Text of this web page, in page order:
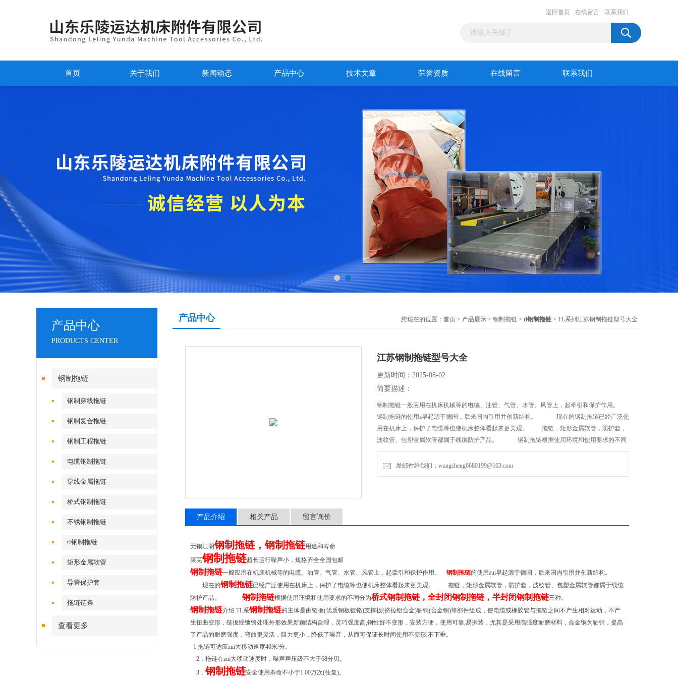
返回首页 在线留言 联系我们
首页 关于我们 新闻动态 产品中心 技术文章 荣誉资质 在线留言 联系我们
产品中心
PRODUCTS CENTER
钢制拖链
钢制穿线拖链
钢制复合拖链
钢制工程拖链
电缆钢制拖链
穿线金属拖链
桥式钢制拖链
不锈钢制拖链
tl钢制拖链
矩形金属软管
导管保护套
拖链链条
查看更多
产品中心 您现在的位置： 首页 > 产品展示 > 钢制拖链 > tl钢制拖链 > TL系列江苏钢制拖链型号大全
江苏钢制拖链型号大全
更新时间：2025-08-02
简要描述：
钢制拖链一般应用在机床机械等的电缆、油管、气管、水管、风管上，起牵引和保护作用。
钢制拖链的使用z早起源于德国，后来国内引用并创新结构。 现在的钢制拖链已经广泛使
用在机床上，保护了电缆等也使机床整体看起来更美观。 拖链，矩形金属软管，防护套，
波纹管、包塑金属软管都属于线缆防护产品。 钢制拖链根据使用环境和使用要求的不同
分为桥式钢制拖链，全封闭钢制拖链，半封闭钢制拖链三种。
钢制拖
发邮件给我们：wangcheng6680199@163.com
产品介绍 相关产品 留言询价
无锡江阴钢制拖链，钢制拖链用途和寿命
莱芜钢制拖链超长运行噪声小，规格齐全全国包邮
钢制拖链一般应用在机床机械等的电缆、油管、气管、水管、风管上，起牵引和保护作用。 钢制拖链的使用zui早起源于德国，后来国内引用并创新结构。
现在的钢制拖链已经广泛使用在机床上，保护了电缆等也使机床整体看起来更美观。
拖链，矩形金属软管，防护套，波纹管、包塑金属软管都属于线缆
防护产品。
钢制拖链根据使用环境和使用要求的不同分为桥式钢制拖链，全封闭钢制拖链，半封闭钢制拖链三种。
钢制拖链介绍 TL系钢制拖链的主体是由链扳(优质钢板镀铬)支撑扳(挤拉铝合金)轴销(合金钢)等部件组成，使电缆或橡胶管与拖链之间不产生相对运动，不产
生扭曲变形，链扳经镀铬处理外形效果新颖结构合理，灵巧强度高,钢性好不变形，安装方便，使用可靠,易拆装，尤其是采用高强度耐磨材料，合金铜为轴销，提高
了产品的耐磨强度，弯曲更灵活，阻力更小，降低了噪音，从而可保证长时间使用不变形,不下垂。
1.拖链可适应zui大移动速度40米/分。
2 ．拖链在zui大移动速度时，噪声声压级不大于68分贝。
3 ．钢制拖链安全使用寿命不小于1 00万次(往复)。